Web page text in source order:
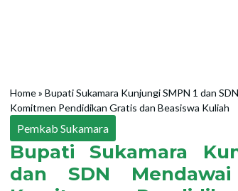
Home»Bupati Sukamara Kunjungi SMPN 1 dan
Komitmen Pendidikan Gratis dan Beasiswa Kuliah
Pemkab Sukamara
Bupati Sukamara
dan SDN